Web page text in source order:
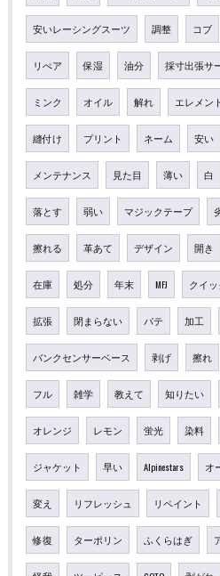
安いレーシングスーツ 調整 コブ
リぺア 保湿 油分 採寸出張サ
ミンク オイル 解れ エレメン
縫付け プリント ネーム 安い
メンテナンス 見た目 薄い 白
落とす 弱い マジックテープ
擦れる 革あて デザイン 開き
在庫 処分 年末 MFJ クイッ
拡張 閉まらない パテ 加工
バンクセンサーベース 剥げ 擦れ
フル 雑学 教えて 知りたい
オレンジ レモン 蛍光 染料
ジャケット 早い Alpinestars オ
変え リフレッシュ リペイント
修復 ターポリン ふくらはぎ